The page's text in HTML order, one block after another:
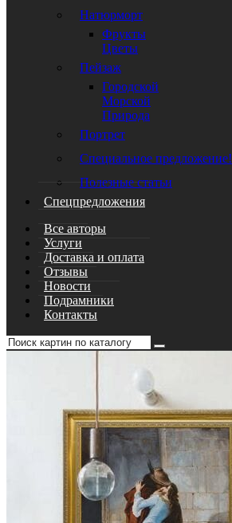
Натюрморт
Фрукты
Цветы
Пейзаж
Городской
Морской
Природа
Портрет
Специальное предложение!
Полезные статьи
Спецпредложения
Все авторы
Услуги
Доставка и оплата
Отзывы
Новости
Подрамники
Контакты